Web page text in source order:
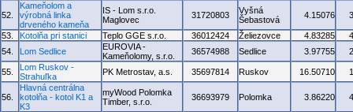
52.
Kameňolom a
výrobná linka
drveného kameňa
IS - Lom s.r.o.
Maglovec
31720803
Vyšná
Šebastová
4.15076
53. Kotolňa pri stanici Teplo GGE s.r.o. 36012424 Želiezovce 4.83285
54.
Lom Sedlice
EUROVIA -
Kameňolomy, s.r.o.
36574988 Sedlice 3.97755
55.
Lom Ruskov -
Strahuľka
PK Metrostav, a.s. 35697814 Ruskov 16.50710
56.
Hlavná centrálna
kotolňa - kotol K1 a
K3
myWood Polomka
Timber, s.r.o.
36693979 Polomka 3.86220